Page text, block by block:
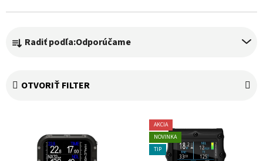
Radiť podľa:Odporúčame
OTVORIŤ FILTER
AKCIA
NOVINKA
TIP